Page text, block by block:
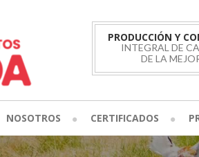
PRODUCCIÓN Y
INTEGRAL DE
DE LA
NOSOTROS CERTIFICADOS